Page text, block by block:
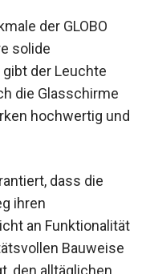
der GLOBO
solide
der Leuchte
die Glasschirme
hochwertig und
dass die
ihren
an Funktionalität
Bauweise
den alltäglichen